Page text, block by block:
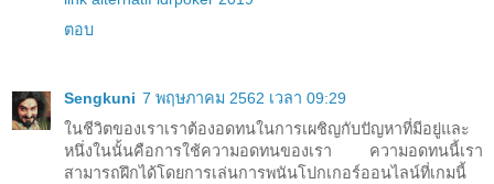
ตอบ
Sengkuni 7 พฤษภาคม 2562 เวลา 09:29
ในชีวิตของเราเราต้องอดทนในการเผชิญกับปัญหาที่มีอยู่และ
หนึ่งในนั้นคือการใช้ความอดทนของเรา ความอดทนนี้เรา
สามารถฝึกได้โดยการเล่นการพนันโปกเกอร์ออนไลน์ที่เกมนี้